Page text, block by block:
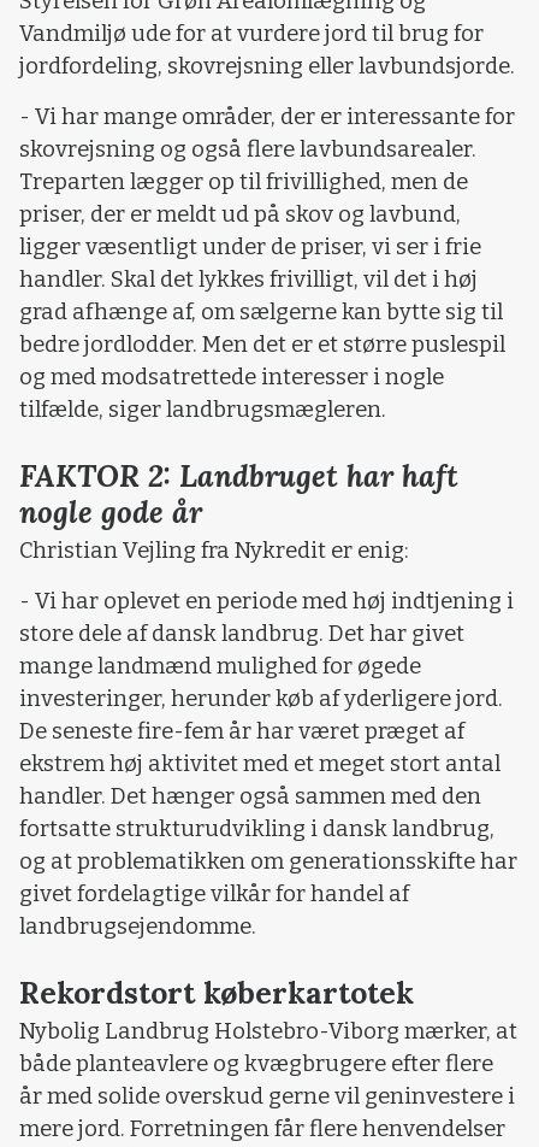
Vandmiljø ude for at vurdere jord til brug for
jordfordeling, skovrejsning eller lavbundsjorde.
- Vi har mange områder, der er interessante for
skovrejsning og også flere lavbundsarealer.
Treparten lægger op til frivillighed, men de
priser, der er meldt ud på skov og lavbund,
ligger væsentligt under de priser, vi ser i frie
handler. Skal det lykkes frivilligt, vil det i høj
grad afhænge af, om sælgerne kan bytte sig til
bedre jordlodder. Men det er et større puslespil
og med modsatrettede interesser i nogle
tilfælde, siger landbrugsmægleren.
FAKTOR 2: Landbruget har haft
nogle gode år
Christian Vejling fra Nykredit er enig:
- Vi har oplevet en periode med høj indtjening i
store dele af dansk landbrug. Det har givet
mange landmænd mulighed for øgede
investeringer, herunder køb af yderligere jord.
De seneste fire-fem år har været præget af
ekstrem høj aktivitet med et meget stort antal
handler. Det hænger også sammen med den
fortsatte strukturudvikling i dansk landbrug,
og at problematikken om generationsskifte har
givet fordelagtige vilkår for handel af
landbrugsejendomme.
Rekordstort køberkartotek
Nybolig Landbrug Holstebro-Viborg mærker, at
både planteavlere og kvægbrugere efter flere
år med solide overskud gerne vil geninvestere i
mere jord. Forretningen får flere henvendelser